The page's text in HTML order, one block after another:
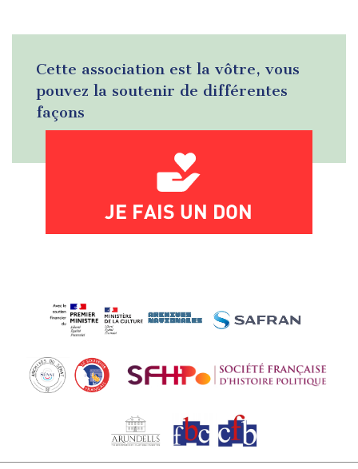
Cette association est la vôtre, vous
pouvez la soutenir de différentes
façons
JE FAIS UN DON